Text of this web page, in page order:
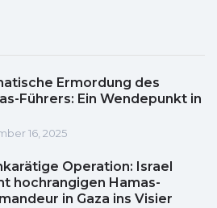
Ermordung des
Führers: Ein Wendepunkt in
16, 2025
Operation: Israel
hochrangigen Hamas-
in Gaza ins Visier